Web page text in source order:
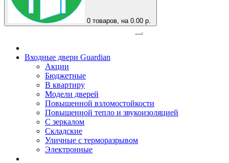
0 товаров, на 0.00 р.
Входные двери Guardian
Акции
Бюджетные
В квартиру
Модели дверей
Повышенной взломостойкости
Повышенной тепло и звукоизоляцией
С зеркалом
Складские
Уличные с терморазрывом
Электронные